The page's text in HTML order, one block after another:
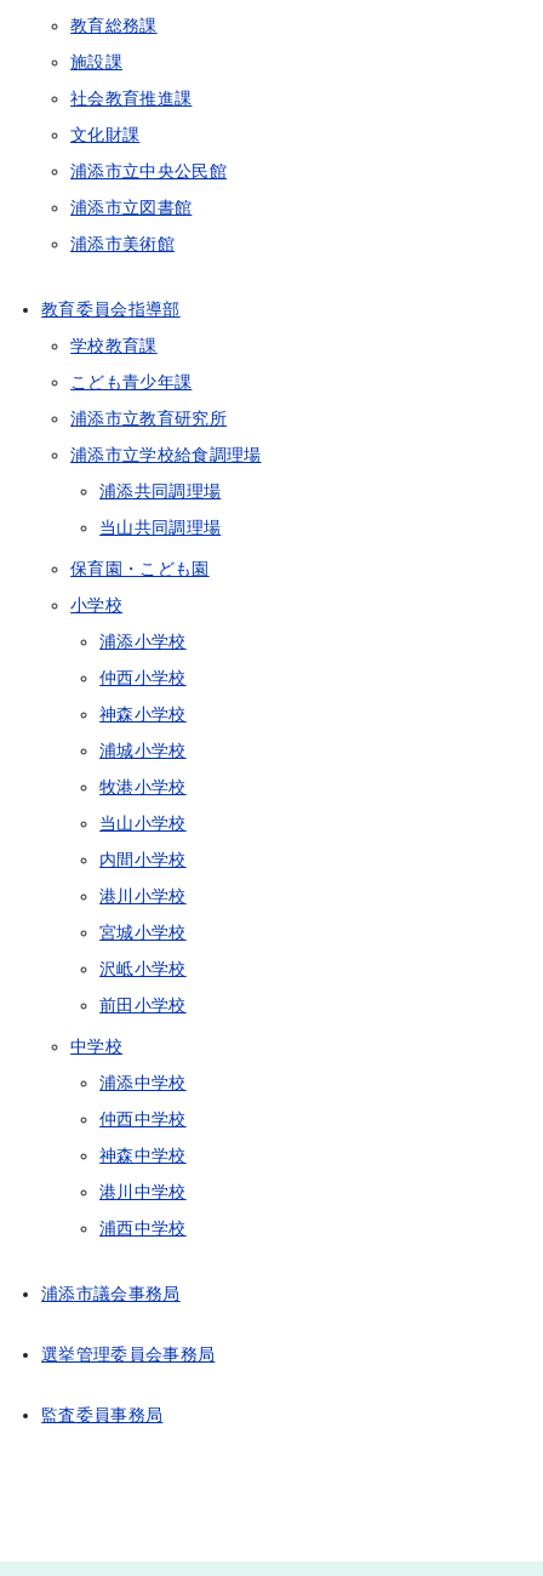
教育総務課
施設課
社会教育推進課
文化財課
浦添市立中央公民館
浦添市立図書館
浦添市美術館
教育委員会指導部
学校教育課
こども青少年課
浦添市立教育研究所
浦添市立学校給食調理場
浦添共同調理場
当山共同調理場
保育園・こども園
小学校
浦添小学校
仲西小学校
神森小学校
浦城小学校
牧港小学校
当山小学校
内間小学校
港川小学校
宮城小学校
沢岻小学校
前田小学校
中学校
浦添中学校
仲西中学校
神森中学校
港川中学校
浦西中学校
浦添市議会事務局
選挙管理委員会事務局
監査委員事務局